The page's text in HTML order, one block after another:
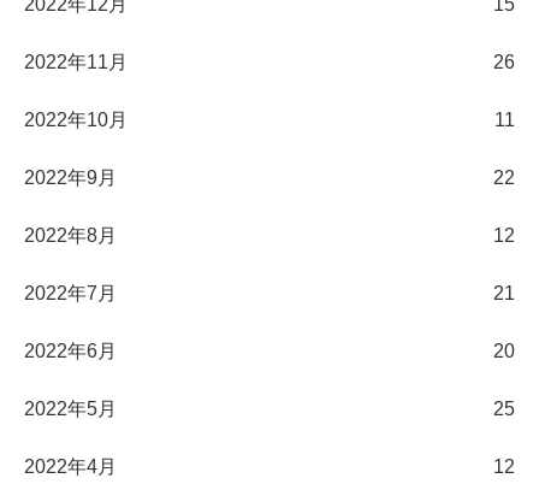
2022年12月 15
2022年11月 26
2022年10月 11
2022年9月 22
2022年8月 12
2022年7月 21
2022年6月 20
2022年5月 25
2022年4月 12